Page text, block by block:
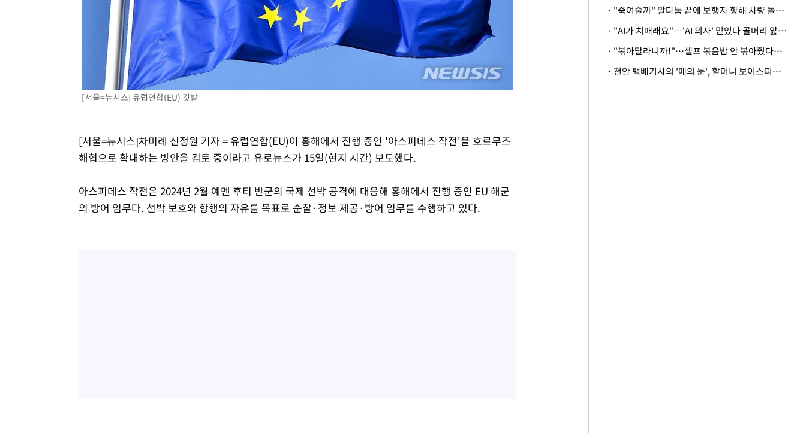
[속보]코스피, 6200선 약보합…0.60% 내린 6258.77에 마쳐
[속보]원·달러 환율, 7.7원 내린 1416.1원 마감
[속보] 노원서 40.1도 관측…서울, 2018년 이후 첫 40도
[속보]종합특검, '계엄 수용공간 확보' 신용해 前교정본부장 기소
외신들도 주목한 韓축구 파문…"국민적 공분에 수사 재개"
11시간 압수수색에 성접대 파문까지…'쑥대밭' 된 축구협회
[서울=뉴시스] 유럽연합(EU) 깃발
[서울=뉴시스]차미례 신정원 기자 = 유럽연합(EU)이 홍해에서 진행 중인 '아스피데스 작전'을 호르무즈
해협으로 확대하는 방안을 검토 중이라고 유로뉴스가 15일(현지 시간) 보도했다.
아스피데스 작전은 2024년 2월 예멘 후티 반군의 국제 선박 공격에 대응해 홍해에서 진행 중인 EU 해군
의 방어 임무다. 선박 보호와 항행의 자유를 목표로 순찰·정보 제공·방어 임무를 수행하고 있다.
· "죽여줄까" 말다툼 끝에 보행자 향해 차량 돌진…50대 여성 중상
· "AI가 치매래요"…'AI 의사' 믿었다 골머리 앓는 美 의료계 '경고'
· "볶아달라니까!"…셀프 볶음밥 안 볶아줬다고 사장 폭행한 손님
· 천안 택배기사의 '매의 눈', 할머니 보이스피싱 피해 막아